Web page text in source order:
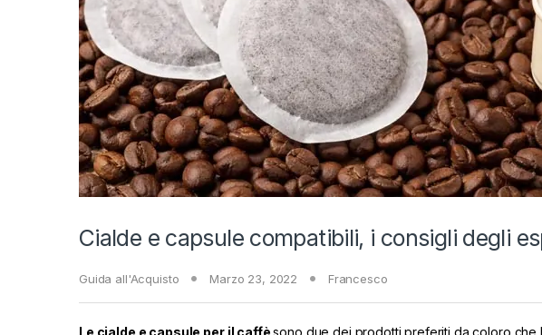
Cialde e capsule compatibili, i consigli degli
Guida all'Acquisto Marzo 23, 2022 Francesco